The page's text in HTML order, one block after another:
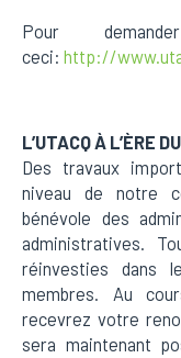
Pour
ceci: http://
L’UTACQ À L’ÈRE
Des travaux
niveau de notre
bénévole des
administratives.
réinvesties dans
membres. Au
recevrez votre
sera maintenant